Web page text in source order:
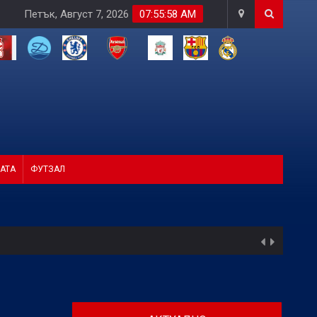
07:56:00 AM
Петък, Август 7, 2026
ФУТЗАЛ